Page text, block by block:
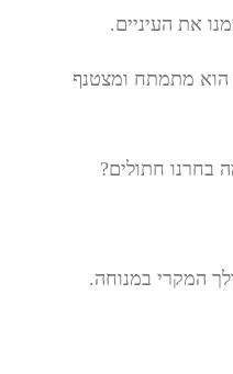
את העיניים.
הוא מתמתח ומצטנף
חתולים?